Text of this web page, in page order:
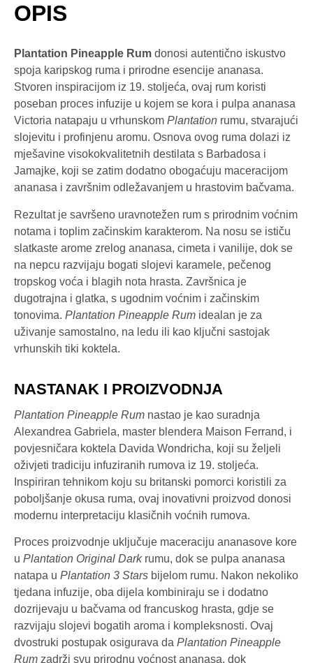
OPIS
Plantation Pineapple Rum donosi autentično iskustvo
spoja karipskog ruma i prirodne esencije ananasa.
Stvoren inspiracijom iz 19. stoljeća, ovaj rum koristi
poseban proces infuzije u kojem se kora i pulpa ananasa
Victoria natapaju u vrhunskom Plantation rumu, stvarajući
slojevitu i profinjenu aromu. Osnova ovog ruma dolazi iz
mješavine visokokvalitetnih destilata s Barbadosa i
Jamajke, koji se zatim dodatno obogaćuju maceracijom
ananasa i završnim odležavanjem u hrastovim bačvama.
Rezultat je savršeno uravnotežen rum s prirodnim voćnim
notama i toplim začinskim karakterom. Na nosu se ističu
slatkaste arome zrelog ananasa, cimeta i vanilije, dok se
na nepcu razvijaju bogati slojevi karamele, pečenog
tropskog voća i blagih nota hrasta. Završnica je
dugotrajna i glatka, s ugodnim voćnim i začinskim
tonovima. Plantation Pineapple Rum idealan je za
uživanje samostalno, na ledu ili kao ključni sastojak
vrhunskih tiki koktela.
NASTANAK I PROIZVODNJA
Plantation Pineapple Rum nastao je kao suradnja
Alexandrea Gabriela, master blendera Maison Ferrand, i
povjesničara koktela Davida Wondricha, koji su željeli
oživjeti tradiciju infuziranih rumova iz 19. stoljeća.
Inspiriran tehnikom koju su britanski pomorci koristili za
poboljšanje okusa ruma, ovaj inovativni proizvod donosi
modernu interpretaciju klasičnih voćnih rumova.
Proces proizvodnje uključuje maceraciju ananasove kore
u Plantation Original Darkrumu, dok se pulpa ananasa
natapa u Plantation 3 Stars bijelom rumu. Nakon nekoliko
tjedana infuzije, oba dijela kombiniraju se i dodatno
dozrijevaju u bačvama od francuskog hrasta, gdje se
razvijaju slojevi bogatih aroma i kompleksnosti. Ovaj
dvostruki postupak osigurava da Plantation Pineapple
Rum zadrži svu prirodnu voćnost ananasa, dok